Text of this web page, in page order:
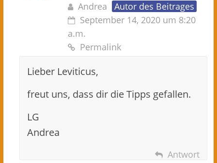
Andrea
Autor des Beitrages
September 14, 2020 um 8:20
a.m.
Permalink
Lieber Leviticus,
freut uns, dass dir die Tipps gefallen.
LG
Andrea
Antwort